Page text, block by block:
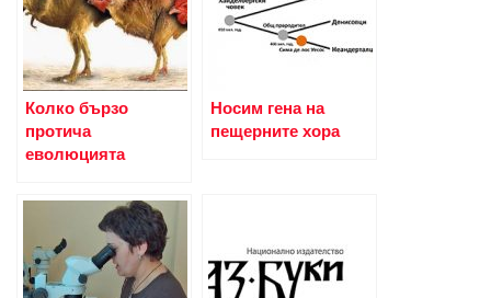
Колко бързо
протича
еволюцията
Носим гена на
пещерните хора